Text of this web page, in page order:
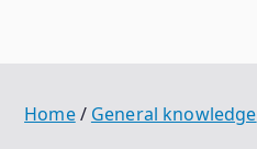
Home General knowledge